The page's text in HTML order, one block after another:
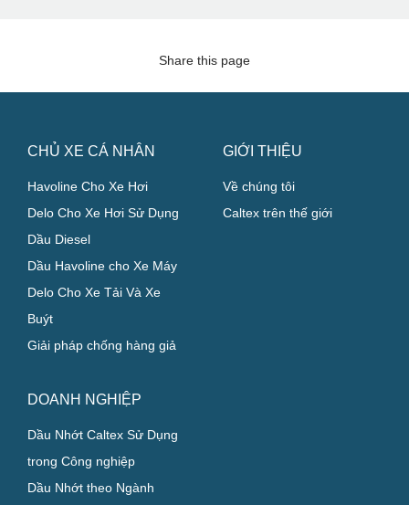
Share this page
CHỦ XE CÁ NHÂN
Havoline Cho Xe Hơi
Delo Cho Xe Hơi Sử Dụng
Dầu Diesel
Dầu Havoline cho Xe Máy
Delo Cho Xe Tải Và Xe
Buýt
Giải pháp chống hàng giả
DOANH NGHIỆP
Dầu Nhớt Caltex Sử Dụng
trong Công nghiệp
Dầu Nhớt theo Ngành
GIỚI THIỆU
Về chúng tôi
Caltex trên thế giới